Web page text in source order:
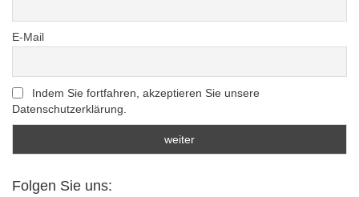
E-Mail
Indem Sie fortfahren, akzeptieren Sie unsere
Datenschutzerklärung.
Folgen Sie uns: